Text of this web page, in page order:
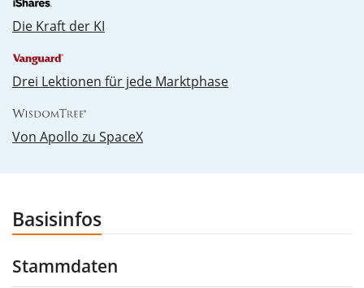
Die Kraft der KI
Drei Lektionen für jede Marktphase
Von Apollo zu SpaceX
Basisinfos
Stammdaten